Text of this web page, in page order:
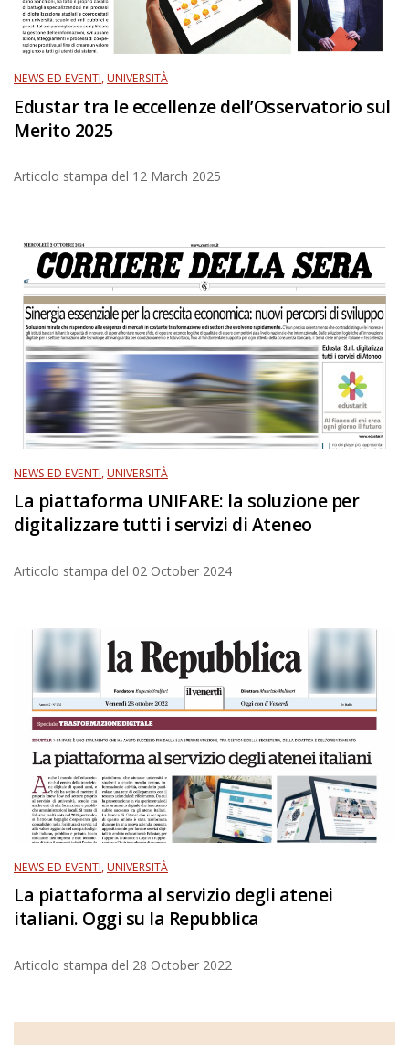
NEWS ED EVENTI,UNIVERSITÀ
Edustar tra le eccellenze dell’Osservatorio sul
Merito 2025
Articolo stampa del 12 March 2025
NEWS ED EVENTI,UNIVERSITÀ
La piattaforma UNIFARE: la soluzione per
digitalizzare tutti i servizi di Ateneo
Articolo stampa del 02 October 2024
NEWS ED EVENTI,UNIVERSITÀ
La piattaforma al servizio degli atenei
italiani. Oggi su la Repubblica
Articolo stampa del 28 October 2022